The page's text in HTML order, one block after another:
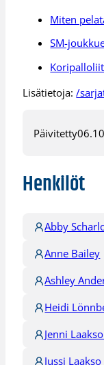
Miten
SM-
Lisätietoja:/
Päivitetty
Henkilöt
Abby
Anne Bailey
Ashley
Heidi
Jenni
Jussi Laakso